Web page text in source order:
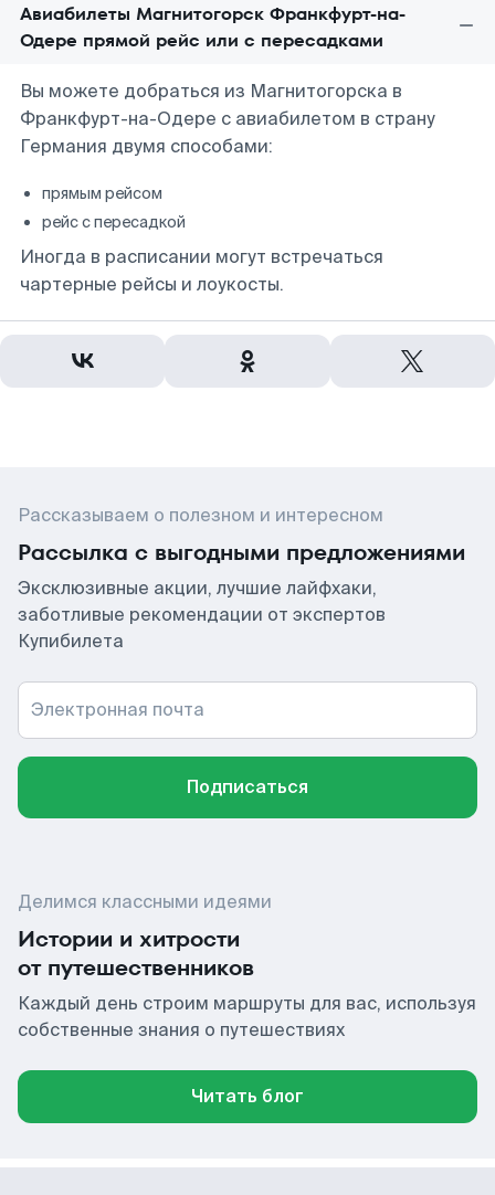
Авиабилеты Магнитогорск Франкфурт-на-
Одере прямой рейс или с пересадками
Вы можете добраться из Магнитогорска в
Франкфурт-на-Одере с авиабилетом в страну
Германия двумя способами:
прямым рейсом
рейс с пересадкой
Иногда в расписании могут встречаться
чартерные рейсы и лоукосты.
Рассказываем о полезном и интересном
Рассылка с выгодными предложениями
Эксклюзивные акции, лучшие лайфхаки,
заботливые рекомендации от экспертов
Купибилета
Электронная почта
Подписаться
Делимся классными идеями
Истории и хитрости
от путешественников
Каждый день строим маршруты для вас, используя
собственные знания о путешествиях
Читать блог